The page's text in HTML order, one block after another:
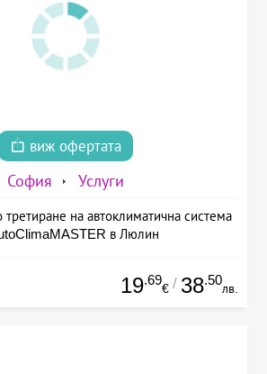
виж офертата
София Услуги
третиране на автоклиматична система
в Люлин
19.69
€ / 38.50
лв.